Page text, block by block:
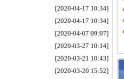
[2020-04-17 10:34]
[2020-04-17 10:34]
[2020-04-07 09:07]
[2020-03-27 10:14]
[2020-03-21 10:43]
[2020-03-20 15:52]